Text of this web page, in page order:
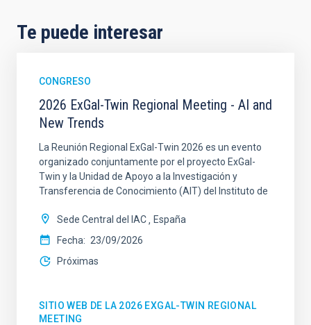
Te puede interesar
CONGRESO
2026 ExGal-Twin Regional Meeting - AI and
New Trends
La Reunión Regional ExGal-Twin 2026 es un evento
organizado conjuntamente por el proyecto ExGal-
Twin y la Unidad de Apoyo a la Investigación y
Transferencia de Conocimiento (AIT) del Instituto de
Sede Central del IAC
España
Fecha
23/09/2026
Próximas
SITIO WEB DE LA 2026 EXGAL-TWIN REGIONAL
MEETING